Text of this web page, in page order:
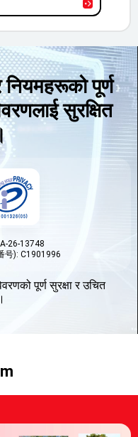
पूर्ण
सुरक्षित
A-26-13748
号): C1901996
पूर्ण सुरक्षा र उचित